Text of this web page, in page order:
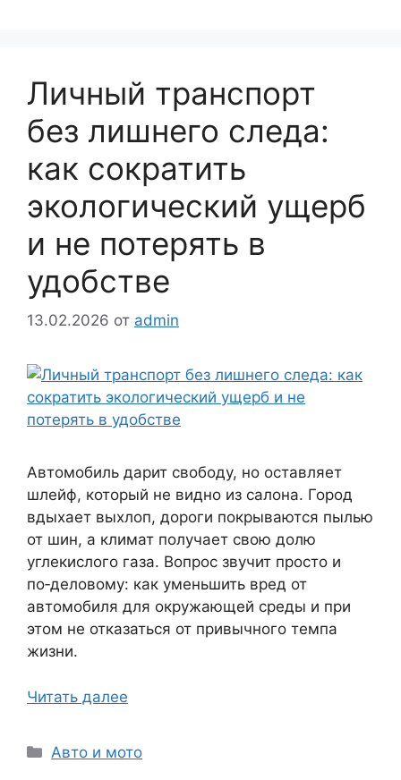
Личный транспорт
без лишнего следа:
как сократить
экологический ущерб
и не потерять в
удобстве
13.02.2026 от admin
Автомобиль дарит свободу, но оставляет
шлейф, который не видно из салона. Город
вдыхает выхлоп, дороги покрываются пылью
от шин, а климат получает свою долю
углекислого газа. Вопрос звучит просто и
по‑деловому: как уменьшить вред от
автомобиля для окружающей среды и при
этом не отказаться от привычного темпа
жизни.
Читать далее
Рубрики
Авто и мото